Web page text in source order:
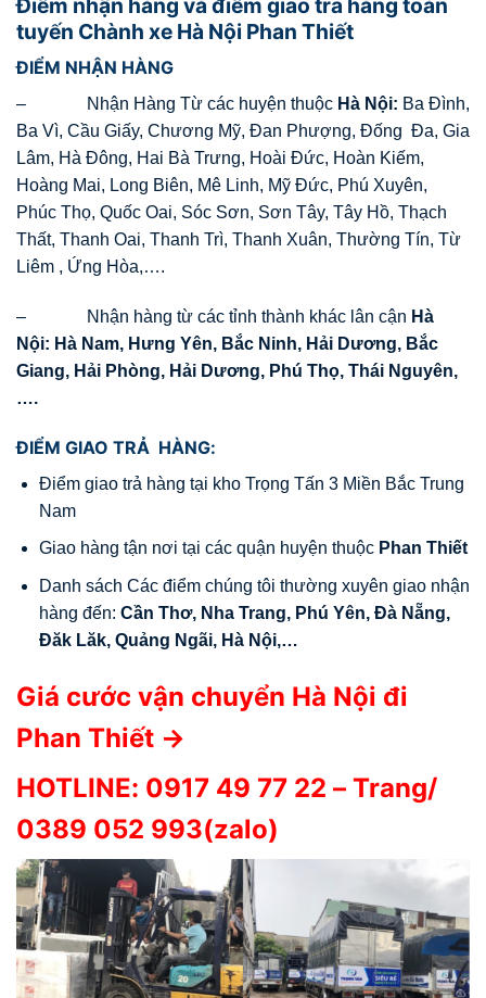
tuyến Chành xe Hà Nội Phan Thiết
ĐIỂM NHẬN HÀNG
– Nhận Hàng Từ các huyện thuộc Hà Nội: Ba Đình,
Ba Vì, Cầu Giấy, Chương Mỹ, Đan Phượng, Đống Đa, Gia
Lâm, Hà Đông, Hai Bà Trưng, Hoài Đức, Hoàn Kiếm,
Hoàng Mai, Long Biên, Mê Linh, Mỹ Đức, Phú Xuyên,
Phúc Thọ, Quốc Oai, Sóc Sơn, Sơn Tây, Tây Hồ, Thạch
Thất, Thanh Oai, Thanh Trì, Thanh Xuân, Thường Tín, Từ
Liêm , Ứng Hòa,….
– Nhận hàng từ các tỉnh thành khác lân cận Hà
Nội: Hà Nam, Hưng Yên, Bắc Ninh, Hải Dương, Bắc
Giang, Hải Phòng, Hải Dương, Phú Thọ, Thái Nguyên,
….
ĐIỂM GIAO TRẢ HÀNG:
Điểm giao trả hàng tại kho Trọng Tấn 3 Miền Bắc Trung
Nam
Giao hàng tận nơi tại các quận huyện thuộc Phan Thiết
Danh sách Các điểm chúng tôi thường xuyên giao nhận
hàng đến: Cần Thơ, Nha Trang, Phú Yên, Đà Nẵng,
Đăk Lăk, Quảng Ngãi, Hà Nội,…
Giá cước vận chuyển Hà Nội đi
Phan Thiết →
HOTLINE: 0917 49 77 22 – Trang/
0389 052 993(zalo)